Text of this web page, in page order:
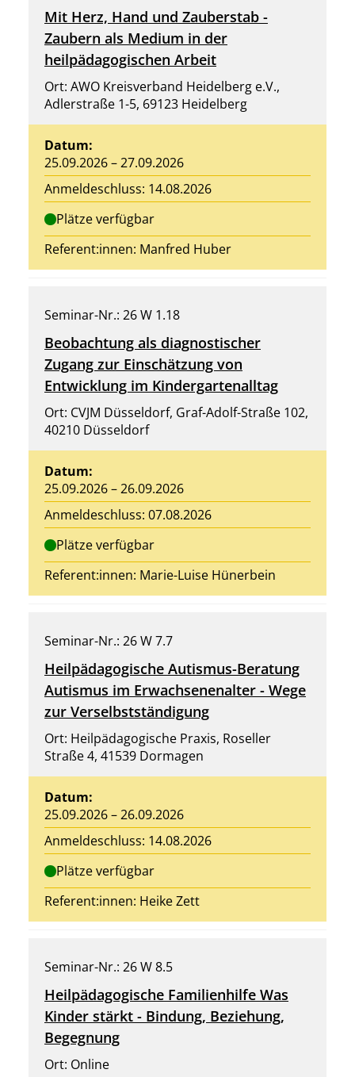
Mit Herz, Hand und Zauberstab -
Zaubern als Medium in der
heilpädagogischen Arbeit
Ort: AWO Kreisverband Heidelberg e.V.,
Adlerstraße 1-5, 69123 Heidelberg
Datum:
25.09.2026 – 27.09.2026
Anmeldeschluss: 14.08.2026
Plätze verfügbar
Referent:innen: Manfred Huber
Seminar-Nr.: 26 W 1.18
Beobachtung als diagnostischer
Zugang zur Einschätzung von
Entwicklung im Kindergartenalltag
Ort: CVJM Düsseldorf, Graf-Adolf-Straße 102,
40210 Düsseldorf
Datum:
25.09.2026 – 26.09.2026
Anmeldeschluss: 07.08.2026
Plätze verfügbar
Referent:innen: Marie-Luise Hünerbein
Seminar-Nr.: 26 W 7.7
Heilpädagogische Autismus-Beratung
Autismus im Erwachsenenalter - Wege
zur Verselbstständigung
Ort: Heilpädagogische Praxis, Roseller
Straße 4, 41539 Dormagen
Datum:
25.09.2026 – 26.09.2026
Anmeldeschluss: 14.08.2026
Plätze verfügbar
Referent:innen: Heike Zett
Seminar-Nr.: 26 W 8.5
Heilpädagogische Familienhilfe Was
Kinder stärkt - Bindung, Beziehung,
Begegnung
Ort: Online